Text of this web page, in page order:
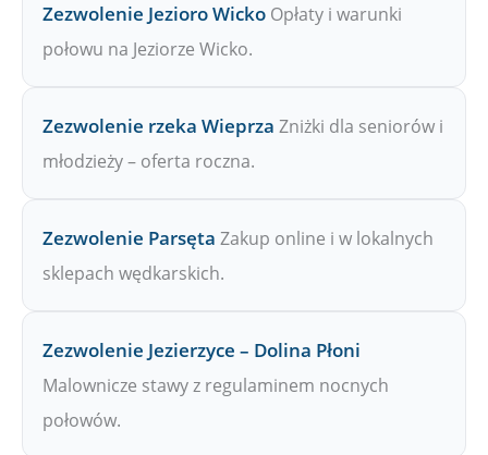
Zezwolenie Jezioro Wicko Opłaty i warunki
połowu na Jeziorze Wicko.
Zezwolenie rzeka Wieprza Zniżki dla seniorów i
młodzieży – oferta roczna.
Zezwolenie Parsęta Zakup online i w lokalnych
sklepach wędkarskich.
Zezwolenie Jezierzyce – Dolina Płoni
Malownicze stawy z regulaminem nocnych
połowów.